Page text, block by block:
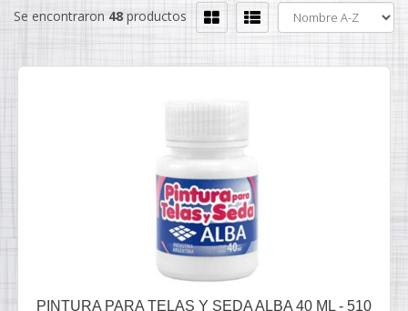
Se encontraron 48 productos
PINTURA PARA TELAS Y SEDA ALBA 40 ML - 510